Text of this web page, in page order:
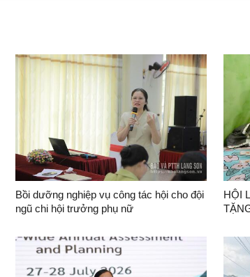
Bồi dưỡng nghiệp vụ công tác hội cho đội
ngũ chi hội trưởng phụ nữ
HỘI